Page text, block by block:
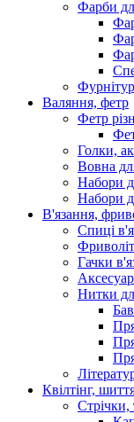
Фарби
Валяння, фетр
Фетр
Голки,
Вовна
Набори
Набори
В'язання,
Спиці
Гачки
Нитки
Квілтінг,